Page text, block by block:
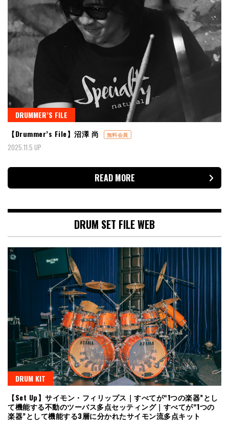
DRUMMER’S FILE
【Drummer’s File】沼澤 尚
無料会員
2025.11.5 UP
READ MORE
DRUM SET FILE WEB
DRUM KIT
【Set Up】サイモン・フィリップス｜すべてが“1つの楽器”とし
て機能する不動のツーバス多点セッティング｜すべてが“1つの
楽器”として機能する3層に分かれたサイモン流多点キット